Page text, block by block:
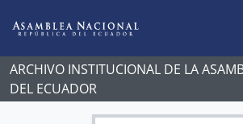
ARCHIVO INSTITUCIONAL DE LA
DEL ECUADOR